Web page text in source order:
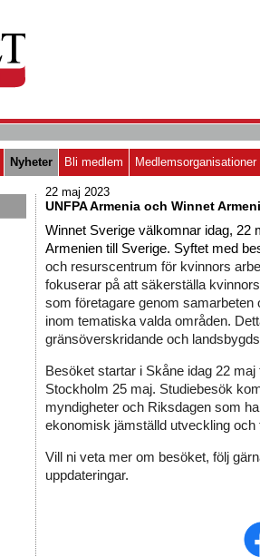
Nyheter Bli medlem Medlemsorganisationer
22 maj 2023
UNFPA Armenia och Winnet
Winnet Sverige välkomnar idag, 22
Armenien till Sverige. Syftet med
och resurscentrum för kvinnors
fokuserar på att säkerställa
som företagare genom
inom tematiska valda områden.
gränsöverskridande och
Besöket startar i Skåne idag 22
Stockholm 25 maj. Studiebesök
myndigheter och Riksdagen som
ekonomisk jämställd utveckling
Vill ni veta mer om besöket, följ
uppdateringar.